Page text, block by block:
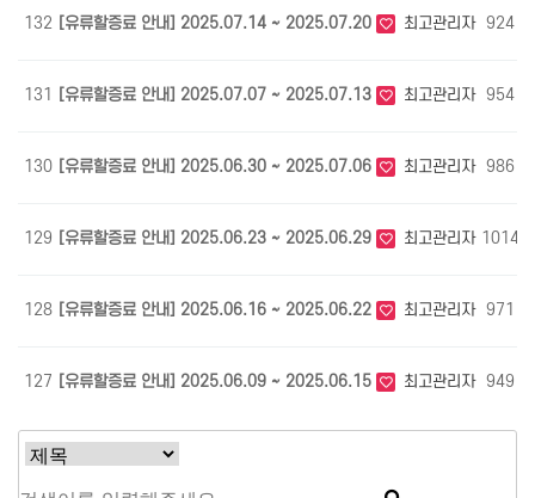
132 [유류할증료 안내] 2025.07.14 ~ 2025.07.20 최고관리자 924
131 [유류할증료 안내] 2025.07.07 ~ 2025.07.13 최고관리자 954
130 [유류할증료 안내] 2025.06.30 ~ 2025.07.06 최고관리자 986
129 [유류할증료 안내] 2025.06.23 ~ 2025.06.29 최고관리자 1014
128 [유류할증료 안내] 2025.06.16 ~ 2025.06.22 최고관리자 971
127 [유류할증료 안내] 2025.06.09 ~ 2025.06.15 최고관리자 949